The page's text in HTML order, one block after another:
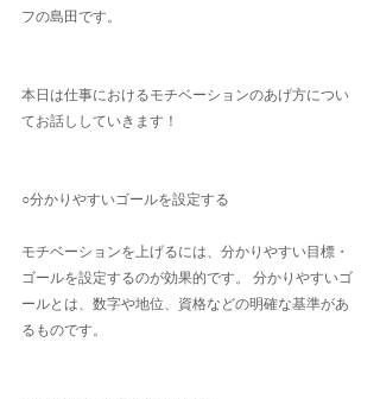
フの島田です。
本日は仕事におけるモチベーションのあげ方につい
てお話ししていきます！
○分かりやすいゴールを設定する
モチベーションを上げるには、分かりやすい目標・
ゴールを設定するのが効果的です。 分かりやすいゴ
ールとは、数字や地位、資格などの明確な基準があ
るものです。